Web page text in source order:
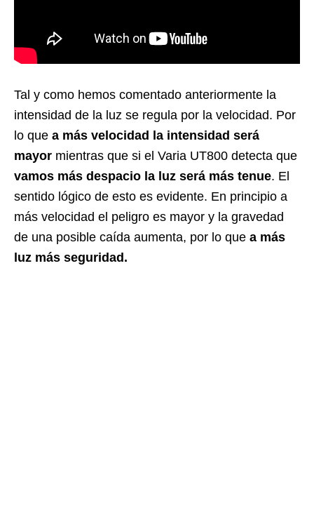
Tal y como hemos comentado anteriormente la
intensidad de la luz se regula por la velocidad. Por
lo que a más velocidad la intensidad será
mayor mientras que si el Varia UT800 detecta que
vamos más despacio la luz será más tenue. El
sentido lógico de esto es evidente. En principio a
más velocidad el peligro es mayor y la gravedad
de una posible caída aumenta, por lo que a más
luz más seguridad.